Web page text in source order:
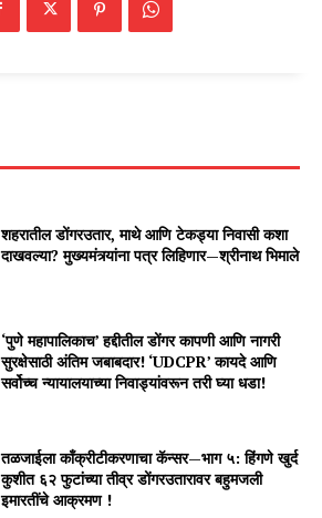
शहरातील डोंगरउतार, माथे आणि टेकड्या निवासी कशा
दाखवल्या? मुख्यमंत्र्यांना पत्र लिहिणार—श्रीनाथ भिमाले
‘पुणे महापालिकाच’ हद्दीतील डोंगर कापणी आणि नागरी
सुरक्षेसाठी अंतिम जबाबदार! ‘UDCPR’ कायदे आणि
सर्वोच्च न्यायालयाच्या निवाड्यांवरून तरी घ्या धडा!
तळजाईला काँक्रीटीकरणाचा कॅन्सर—भाग ५: हिंगणे खुर्द
कुशीत ६२ फुटांच्या तीव्र डोंगरउतारावर बहुमजली
इमारतींचे आक्रमण !